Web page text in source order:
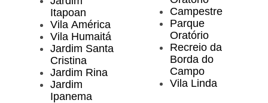
Itapoan
Vila América
Vila Humaitá
Jardim Santa
Cristina
Jardim Rina
Jardim
Ipanema
Campestre
Parque
Oratório
Recreio da
Borda do
Campo
Vila Linda